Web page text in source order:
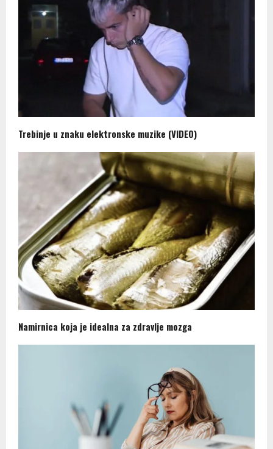
Trebinje u znaku elektronske muzike (VIDEO)
Namirnica koja je idealna za zdravlje mozga